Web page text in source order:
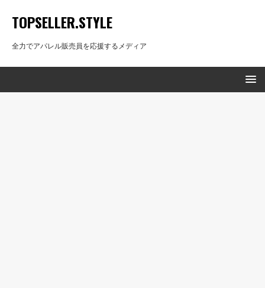
TOPSELLER.STYLE
全力でアパレル販売員を応援するメディア